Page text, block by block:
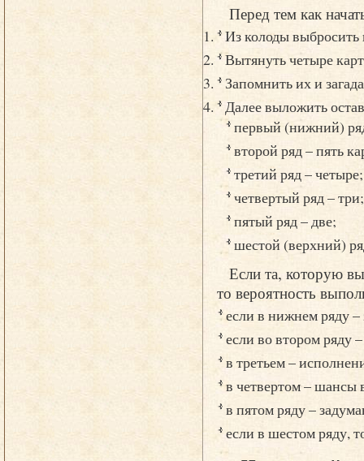
Перед тем как
Из колоды выбросить
Вытянуть четыре
Запомнить их и
Далее выложить
первый (нижний)
второй ряд – пять
третий ряд – четыре;
четвертый ряд – три;
пятый ряд – две;
шестой (верхний)
Если та, которую
то вероятность
если в нижнем ряду –
если во втором ряду
в третьем –
в четвертом – шансы
в пятом ряду –
если в шестом ряду,